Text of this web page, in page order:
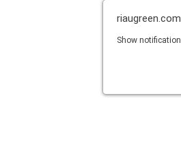
riaugreen.com
Show notification